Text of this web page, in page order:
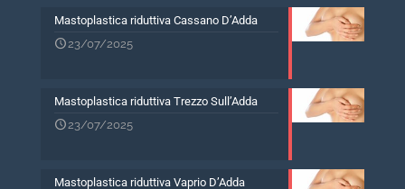
Mastoplastica riduttiva Cassano D’Adda
23/07/2025
Mastoplastica riduttiva Trezzo Sull’Adda
23/07/2025
Mastoplastica riduttiva Vaprio D’Adda